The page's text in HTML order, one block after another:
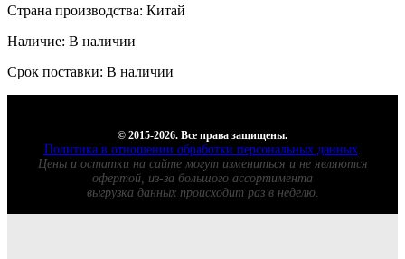
Страна производства: Китай
Наличие: В наличии
Срок поставки: В наличии
© 2015-2026. Все права защищены.
Политика в отношении обработки персональных данных.
Цены и остатки на сайте могут измениться и не являются
офертой, из-за большого ассортимента
выгрузка данных происходит раз в неделю.